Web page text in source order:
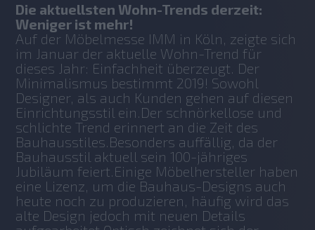
Die aktuellsten Wohn-Trends derzeit:
Weniger ist mehr!
Auf der Möbelmesse IMM in Köln, zeigte sich
im Januar der aktuelle Wohn-Trend für
dieses Jahr: Einfachheit überzeugt. Der
Minimalismus bestimmt 2019! Sowohl
Designer, als auch Kunden gehen auf diesen
Einrichtungsstil ein.Der schnörkellose und
schlichte Trend erinnert an die Zeit des
Bauhausstiles.Besonders auffällig, da der
Bauhausstil aktuell sein 100-jähriges
Jubiläum feiert.Einige Möbelhersteller haben
eine Lizenz, um die Bauhaus-Designs auch
heute noch zu produzieren, häufig wird das
alte Design jedoch mit neuen Details